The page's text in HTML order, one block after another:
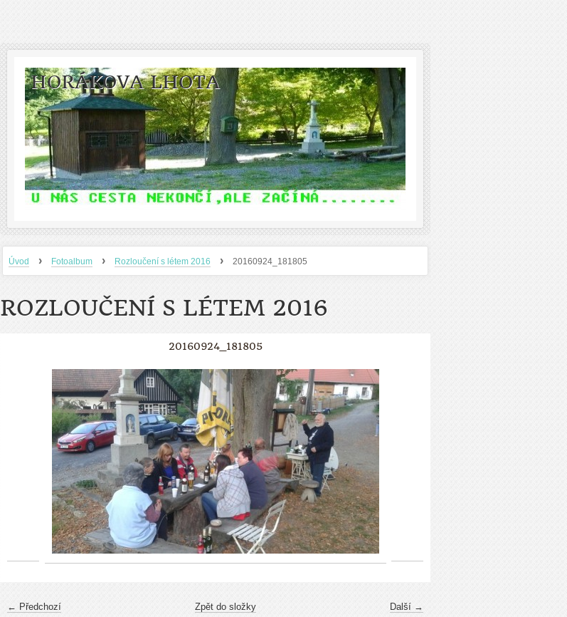
HORÁKOVA LHOTA
Úvod › Fotoalbum › Rozloučení s létem 2016 › 20160924_181805
ROZLOUČENÍ S LÉTEM 2016
20160924_181805
← Předchozí Další →
Zpět do složky